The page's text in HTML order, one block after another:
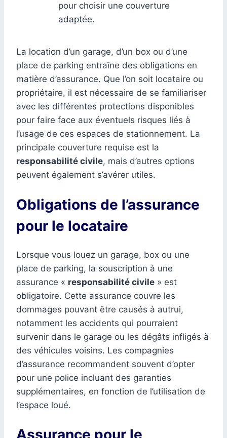
pour choisir une couverture
adaptée.
La location d’un garage, d’un box ou d’une
place de parking entraîne des obligations en
matière d’assurance. Que l’on soit locataire ou
propriétaire, il est nécessaire de se familiariser
avec les différentes protections disponibles
pour faire face aux éventuels risques liés à
l’usage de ces espaces de stationnement. La
principale couverture requise est la
responsabilité civile, mais d’autres options
peuvent également s’avérer utiles.
Obligations de l’assurance
pour le locataire
Lorsque vous louez un garage, box ou une
place de parking, la souscription à une
assurance « responsabilité civile » est
obligatoire. Cette assurance couvre les
dommages pouvant être causés à autrui,
notamment les accidents qui pourraient
survenir dans le garage ou les dégâts infligés à
des véhicules voisins. Les compagnies
d’assurance recommandent souvent d’opter
pour une police incluant des garanties
supplémentaires, en fonction de l’utilisation de
l’espace loué.
Assurance pour le